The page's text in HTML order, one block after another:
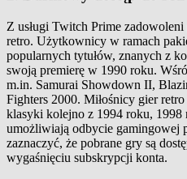
Z usługi Twitch Prime
retro. Użytkownicy w ramach
popularnych tytułów, znanych z
swoją premierę w 1990 roku.
m.in. Samurai Showdown II,
Fighters 2000. Miłośnicy gier
klasyki kolejno z 1994 roku, 1998
umożliwiają odbycie gamingowej
zaznaczyć, że pobrane gry są
wygaśnięciu subskrypcji konta.